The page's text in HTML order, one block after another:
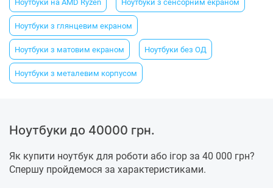
Ноутбуки на AMD Ryzen Ноутбуки з сенсорним екраном
Ноутбуки з глянцевим екраном
Ноутбуки з матовим екраном Ноутбуки без ОД
Ноутбуки з металевим корпусом
Ноутбуки до 40000 грн.
Як купити ноутбук для роботи або ігор за 40 000 грн?
Спершу пройдемося за характеристиками.